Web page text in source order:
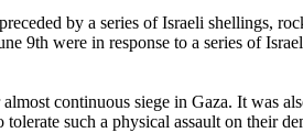
by a series of Israeli shellings,
9th were in response to a series of
continuous siege in Gaza. It was
such a physical assault on their